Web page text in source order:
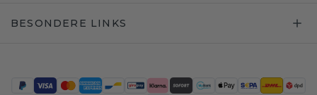
BESONDERE LINKS